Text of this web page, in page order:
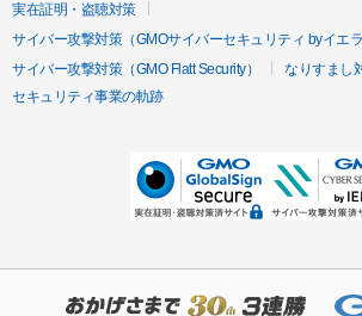
実在証明・盗聴対策
サイバー攻撃対策（GMOサイバーセキュリティ byイエラ
サイバー攻撃対策（GMO Flatt Security）
なりすまし
セキュリティ事業の軌跡